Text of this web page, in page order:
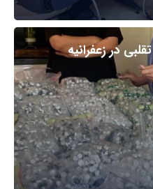
در زعفرانیه